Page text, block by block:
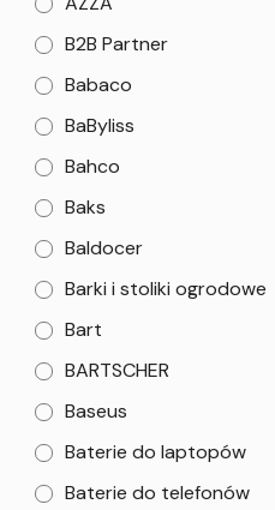
B2B Partner
Babaco
BaByliss
Bahco
Baks
Baldocer
Barki i stoliki ogrodowe
Bart
BARTSCHER
Baseus
Baterie do laptopów
Baterie do telefonów